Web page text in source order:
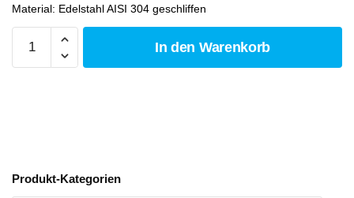
Material: Edelstahl AISI 304 geschliffen
In den Warenkorb
Produkt-Kategorien